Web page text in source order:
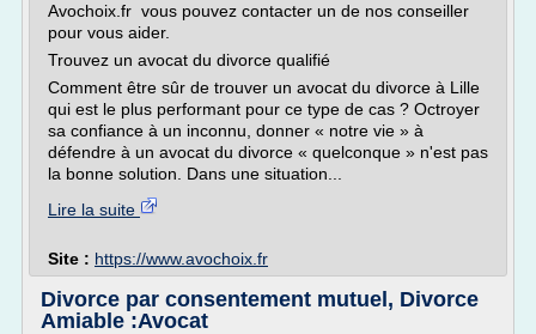
Avochoix.fr vous pouvez contacter un de nos conseiller
pour vous aider.
Trouvez un avocat du divorce qualifié
Comment être sûr de trouver un avocat du divorce à Lille
qui est le plus performant pour ce type de cas ? Octroyer
sa confiance à un inconnu, donner « notre vie » à
défendre à un avocat du divorce « quelconque » n'est pas
la bonne solution. Dans une situation...
Lire la suite
Site : https://www.avochoix.fr
Divorce par consentement mutuel, Divorce
Amiable :Avocat